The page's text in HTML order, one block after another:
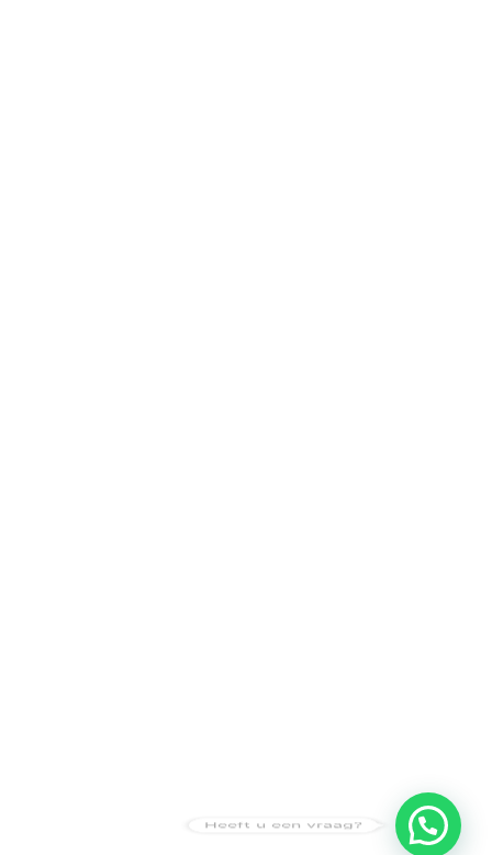
Heeft u een vraag?